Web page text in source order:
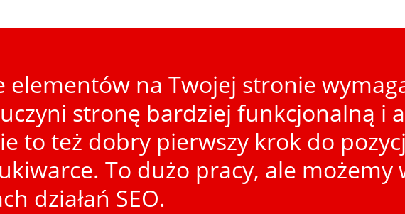
elementów na Twojej stronie
stronę bardziej funkcjonalną i
to też dobry pierwszy krok do
To dużo pracy, ale możemy
działań SEO.